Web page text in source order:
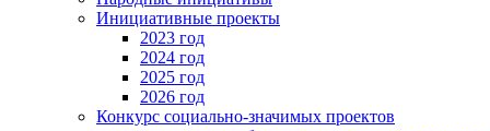
Инициативные проекты
2023 год
2024 год
2025 год
2026 год
Конкурс социально-значимых проектов